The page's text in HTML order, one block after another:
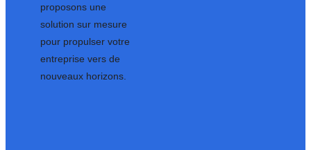
proposons une
solution sur mesure
pour propulser votre
entreprise vers de
nouveaux horizons.